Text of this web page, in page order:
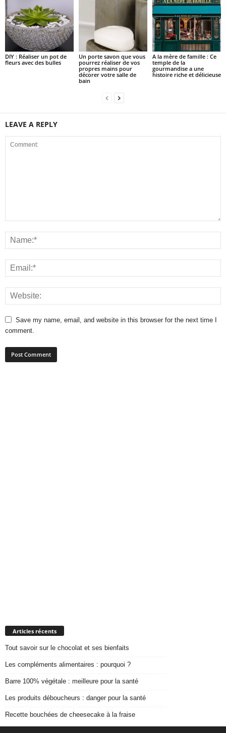
DIY : Réaliser un pot de
fleurs avec des bulles
Un porte savon que vous
pourrez réaliser de vos
propres mains pour
décorer votre salle de
bain
A la mère de famille : Ce
temple de la
gourmandise a une
histoire riche et délicieuse
LEAVE A REPLY
Save my name, email, and website in this browser for the next time I
comment.
Articles récents
Tout savoir sur le chocolat et ses bienfaits
Les compléments alimentaires : pourquoi ?
Barre 100% végétale : meilleure pour la santé
Les produits déboucheurs : danger pour la santé
Recette bouchées de cheesecake à la fraise